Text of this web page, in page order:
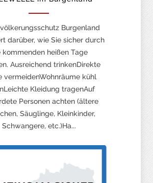
Burgenland
darüber, wie Sie sicher durch
kommenden heißen Tage
Ausreichend trinkenDirekte
vermeidenWohnräume kühl
Kleidung tragenAuf
Personen achten (ältere
Säuglinge, Kleinkinder,
Schwangere, etc.)Ha...